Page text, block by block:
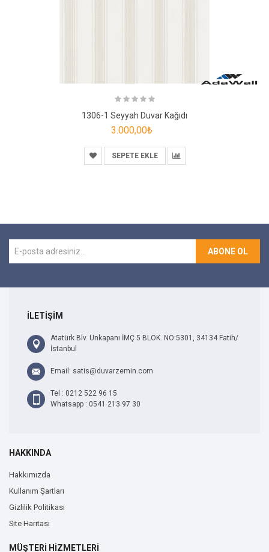
1306-1 Seyyah Duvar Kağıdı
3.000,00₺
SEPETE EKLE
ABONE OL
İLETİŞİM
Atatürk Blv. Unkapanı İMÇ 5 BLOK. NO:5301, 34134 Fatih/
İstanbul
Email: satis@duvarzemin.com
Tel : 0212 522 96 15
Whatsapp : 0541 213 97 30
HAKKINDA
Hakkımızda
Kullanım Şartları
Gizlilik Politikası
Site Haritası
MÜŞTERİ HİZMETLERİ